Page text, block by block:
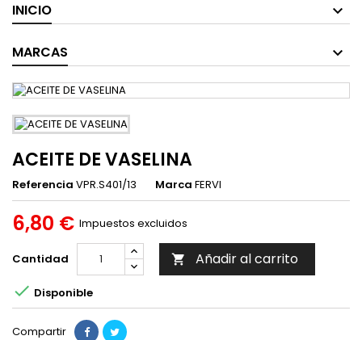
INICIO
MARCAS
ACEITE DE VASELINA
Referencia VPR.S401/13 Marca FERVI
6,80 € Impuestos excluidos
Cantidad  Añadir al carrito
 Disponible
Compartir